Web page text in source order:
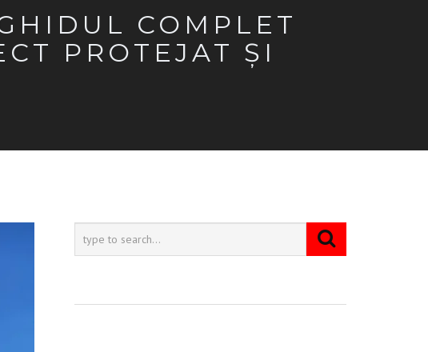
COMPLET
PROTEJAT ȘI